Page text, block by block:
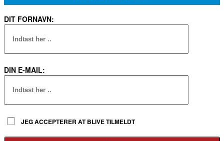
DIT FORNAVN:
DIN E-MAIL:
JEG ACCEPTERER AT BLIVE TILMELDT